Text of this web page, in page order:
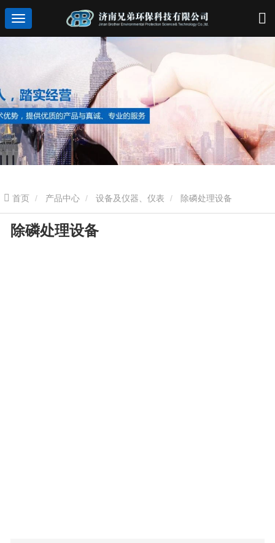
首页 产品中心 设备及仪器、仪表 除磷处理设备
除磷处理设备